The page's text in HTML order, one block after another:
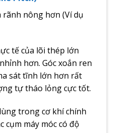
rãnh nông hơn (Ví dụ
tế của lõi thép lớn
hơn. Góc xoắn ren
sát tĩnh lớn hơn rất
tự tháo lỏng cực tốt.
trong cơ khí chính
cụm máy móc có độ